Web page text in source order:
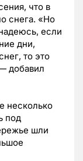
что в
снега. «Но
если
дни,
то это
добавил
несколько
под
шли